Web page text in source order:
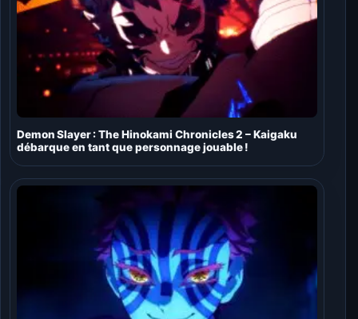
Demon Slayer : The Hinokami Chronicles 2 – Kaigaku
débarque en tant que personnage jouable !